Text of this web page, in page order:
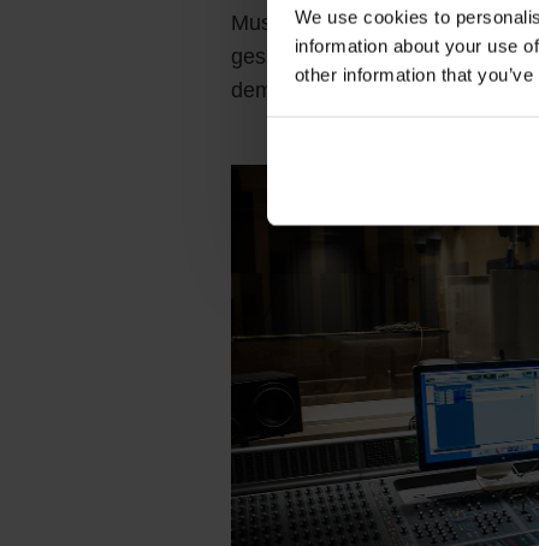
We use cookies to
information about your use
other information that
Musikproduktion. Wie oben
gesamte Mix als Stereomix
dem letzten Schritt vor dem